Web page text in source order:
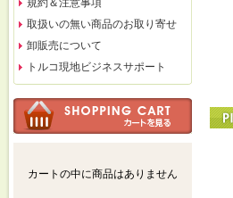
規約＆注意事項
取扱いの無い商品のお取り寄せ
卸販売について
トルコ現地ビジネスサポート
カートの中に商品はありません